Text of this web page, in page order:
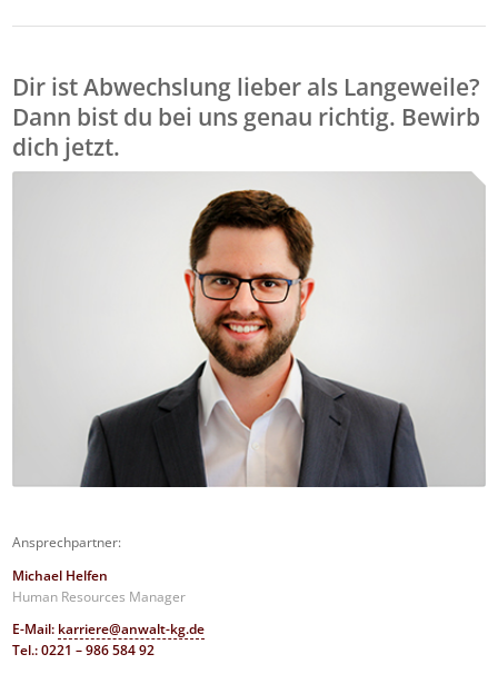
Dir ist Abwechslung lieber als Langeweile?
Dann bist du bei uns genau richtig. Bewirb
dich jetzt.
Ansprechpartner:
Michael Helfen
Human Resources Manager
E-Mail: karriere@anwalt-kg.de
Tel.: 0221 – 986 584 92